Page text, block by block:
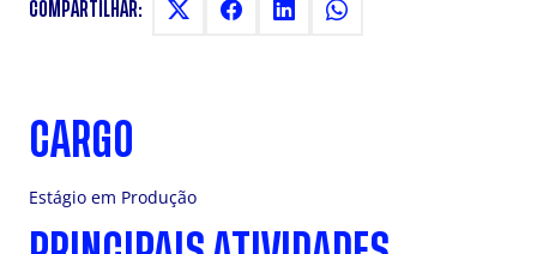
COMPARTILHAR:
CARGO
Estágio em Produção